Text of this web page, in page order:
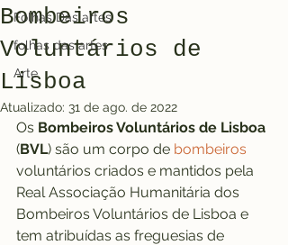
Folhas Das artes
folhas das artes
Arte
Bombeiros
Voluntários de
Lisboa
Atualizado: 31 de ago. de 2022
Os Bombeiros Voluntários de Lisboa
(BVL) são um corpo de bombeiros
voluntários criados e mantidos pela
Real Associação Humanitária dos
Bombeiros Voluntários de Lisboa e
tem atribuídas as freguesias de